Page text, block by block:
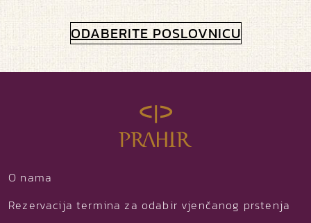
ODABERITE POSLOVNICU
O nama
Rezervacija termina za odabir vjenčanog prstenja